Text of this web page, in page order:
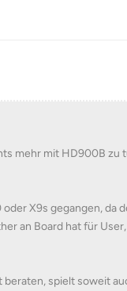
mehr mit HD900B zu
X9s gegangen, da
an Board hat für
spielt soweit